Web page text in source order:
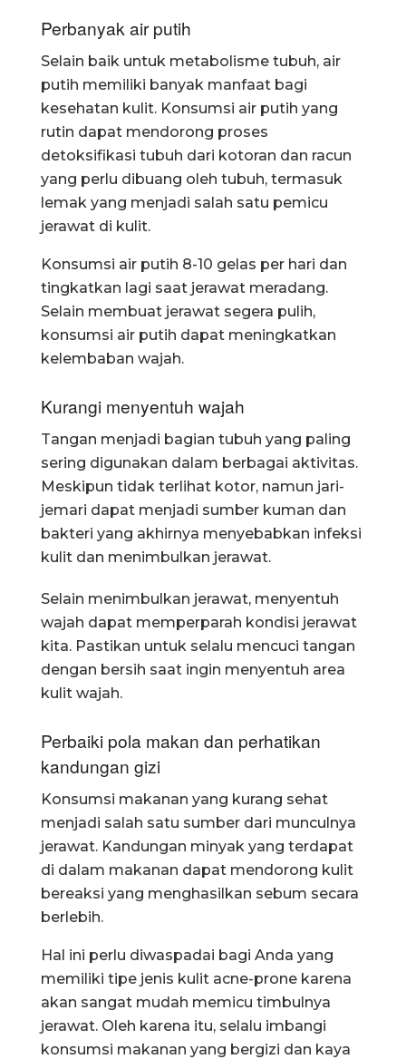
Perbanyak air putih
Selain baik untuk metabolisme tubuh, air
putih memiliki banyak manfaat bagi
kesehatan kulit. Konsumsi air putih yang
rutin dapat mendorong proses
detoksifikasi tubuh dari kotoran dan racun
yang perlu dibuang oleh tubuh, termasuk
lemak yang menjadi salah satu pemicu
jerawat di kulit.
Konsumsi air putih 8-10 gelas per hari dan
tingkatkan lagi saat jerawat meradang.
Selain membuat jerawat segera pulih,
konsumsi air putih dapat meningkatkan
kelembaban wajah.
Kurangi menyentuh wajah
Tangan menjadi bagian tubuh yang paling
sering digunakan dalam berbagai aktivitas.
Meskipun tidak terlihat kotor, namun jari-
jemari dapat menjadi sumber kuman dan
bakteri yang akhirnya menyebabkan infeksi
kulit dan menimbulkan jerawat.
Selain menimbulkan jerawat, menyentuh
wajah dapat memperparah kondisi jerawat
kita. Pastikan untuk selalu mencuci tangan
dengan bersih saat ingin menyentuh area
kulit wajah.
Perbaiki pola makan dan perhatikan
kandungan gizi
Konsumsi makanan yang kurang sehat
menjadi salah satu sumber dari munculnya
jerawat. Kandungan minyak yang terdapat
di dalam makanan dapat mendorong kulit
bereaksi yang menghasilkan sebum secara
berlebih.
Hal ini perlu diwaspadai bagi Anda yang
memiliki tipe jenis kulit acne-prone karena
akan sangat mudah memicu timbulnya
jerawat. Oleh karena itu, selalu imbangi
konsumsi makanan yang bergizi dan kaya